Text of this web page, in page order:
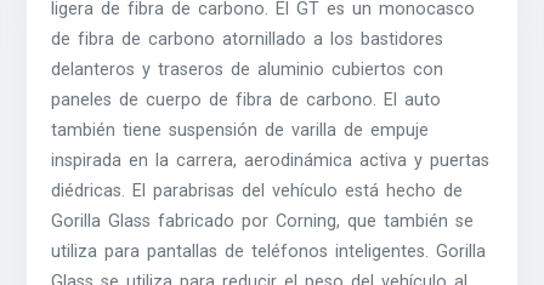
ligera de fibra de carbono. El GT es un monocasco
de fibra de carbono atornillado a los bastidores
delanteros y traseros de aluminio cubiertos con
paneles de cuerpo de fibra de carbono. El auto
también tiene suspensión de varilla de empuje
inspirada en la carrera, aerodinámica activa y puertas
diédricas. El parabrisas del vehículo está hecho de
Gorilla Glass fabricado por Corning, que también se
utiliza para pantallas de teléfonos inteligentes. Gorilla